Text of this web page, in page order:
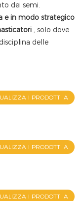
dei semi.
e in modo strategico
, solo dove
delle
I PRODOTTI A
I PRODOTTI A
I PRODOTTI A